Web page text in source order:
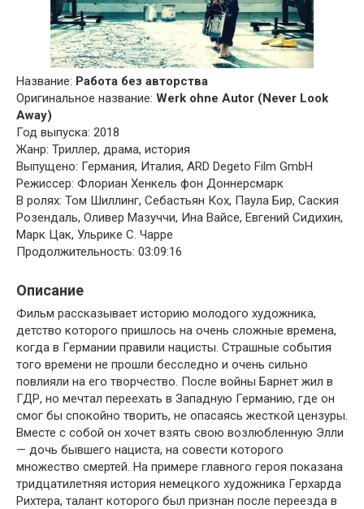
Название: Работа без авторства
Оригинальное название: Werk ohne Autor (Never Look
Away)
Год выпуска: 2018
Жанр: Триллер, драма, история
Выпущено: Германия, Италия, ARD Degeto Film GmbH
Режиссер: Флориан Хенкель фон Доннерсмарк
В ролях: Том Шиллинг, Себастьян Кох, Паула Бир, Саския
Розендаль, Оливер Мазуччи, Ина Вайсе, Евгений Сидихин,
Марк Цак, Ульрике С. Чарре
Продолжительность: 03:09:16
Описание
Фильм рассказывает историю молодого художника,
детство которого пришлось на очень сложные времена,
когда в Германии правили нацисты. Страшные события
того времени не прошли бесследно и очень сильно
повлияли на его творчество. После войны Барнет жил в
ГДР, но мечтал переехать в Западную Германию, где он
смог бы спокойно творить, не опасаясь жесткой цензуры.
Вместе с собой он хочет взять свою возлюбленную Элли
— дочь бывшего нациста, на совести которого
множество смертей. На примере главного героя показана
тридцатилетняя история немецкого художника Герхарда
Рихтера, талант которого был признан после переезда в